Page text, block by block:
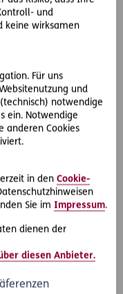
und
keine wirksamen
Für uns
und
notwendige
ein. Notwendige
anderen Cookies
in den Cookie-
Sie im Impressum.
dienen der
diesen Anbieter.
Pflicht zur
die abseits von
den Zustand des
verdrängt daher die
Allgemeinen
nach dem ABGB ist
auf Unterlassung oder
des vorigen
sind solche
um